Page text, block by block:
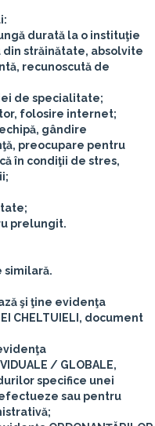
durată la o instituţie
din străinătate, absolvite
recunoscută de
de specialitate;
folosire internet;
gândire
preocupare pentru
în condiţii de stres,
prelungit.
similară.
şi ţine evidenţa
CHELTUIELI, document
/ GLOBALE,
specifice unei
sau pentru